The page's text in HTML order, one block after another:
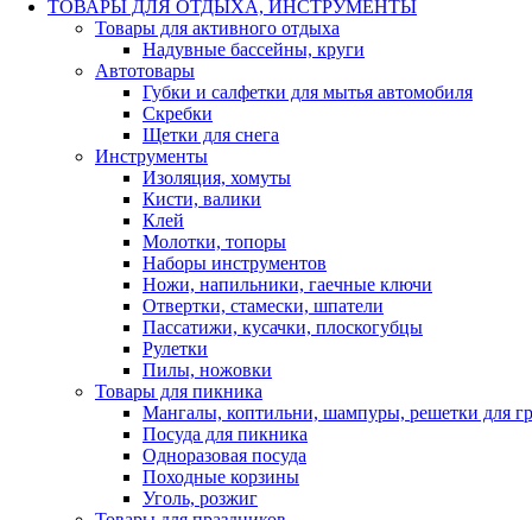
ТОВАРЫ ДЛЯ ОТДЫХА, ИНСТРУМЕНТЫ
Товары для активного отдыха
Надувные бассейны, круги
Автотовары
Губки и салфетки для мытья автомобиля
Скребки
Щетки для снега
Инструменты
Изоляция, хомуты
Кисти, валики
Клей
Молотки, топоры
Наборы инструментов
Ножи, напильники, гаечные ключи
Отвертки, стамески, шпатели
Пассатижи, кусачки, плоскогубцы
Рулетки
Пилы, ножовки
Товары для пикника
Мангалы, коптильни, шампуры, решетки для
Посуда для пикника
Одноразовая посуда
Походные корзины
Уголь, розжиг